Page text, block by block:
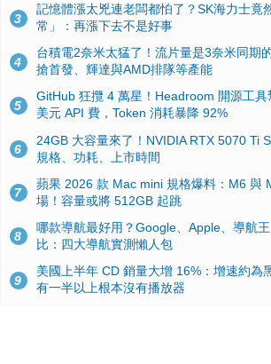
3
記憶體漲太兇連老闆都怕了？SK海力士竟
常」：再漲下去不是好事
4
台積電2奈米太猛了！流片量是3奈米同期
搶首發、輝達與AMD排隊等產能
5
GitHub 狂攬 4 萬星！Headroom 開源工
美元 API 費，Token 消耗暴降 92%
6
24GB 大容量來了！NVIDIA RTX 5070 Ti
規格、功耗、上市時間
7
蘋果 2026 款 Mac mini 規格爆料：M6 與
場！容量或將 512GB 起跳
8
哪款導航最好用？Google、Apple、導航
比：四大導航實測懶人包
9
美國上半年 CD 銷量大增 16%：增速約為
有一半以上根本沒有播放器